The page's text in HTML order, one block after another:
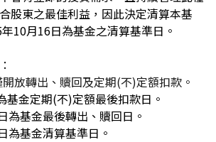
股東之最佳利益，因此決定清算本基
10月16日為基金之清算基準日。
放轉出、贖回及定期(不)定額扣款。
基金定期(不)定額最後扣款日。
為基金最後轉出、贖回日。
為基金清算基準日。